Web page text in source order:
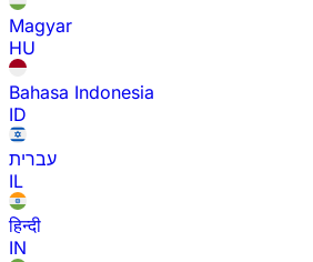
Magyar
HU
Bahasa Indonesia
ID
עברית
IL
हिन्दी
IN